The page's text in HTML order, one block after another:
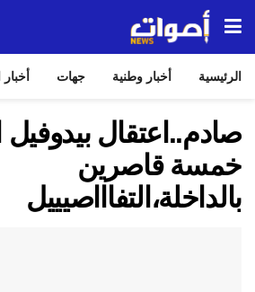
الرئيسية أخبار وطنية جهات
صادم..اعتقال
خمسة قاصرين
بالداخلة،التفاااصيييل